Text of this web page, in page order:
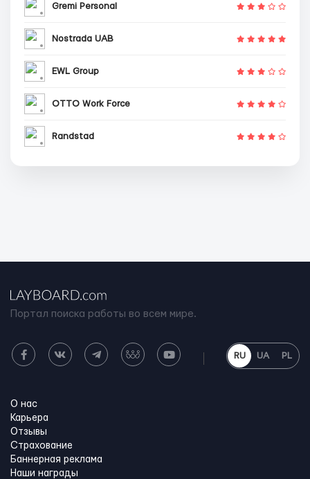
Gremi Personal
Nostrada UAB
EWL Group
OTTO Work Force
Randstad
Портал поиска работы во всем мире.
RU UA PL
О нас
Карьера
Отзывы
Страхование
Баннерная реклама
Наши награды